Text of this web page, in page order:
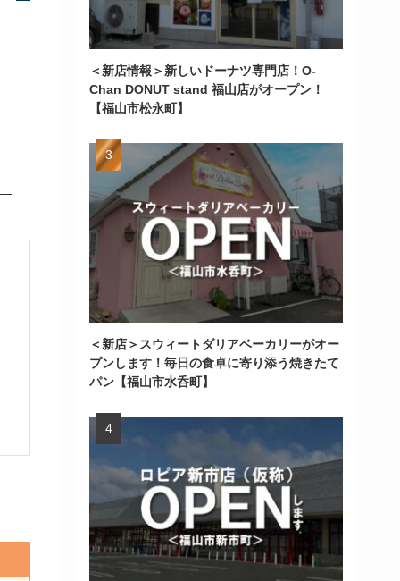
＜新店情報＞新しいドーナツ専門店！O-
Chan DONUT stand 福山店がオープン！
【福山市松永町】
＜新店＞スウィートダリアベーカリーがオー
プンします！毎日の食卓に寄り添う焼きたて
パン【福山市水呑町】